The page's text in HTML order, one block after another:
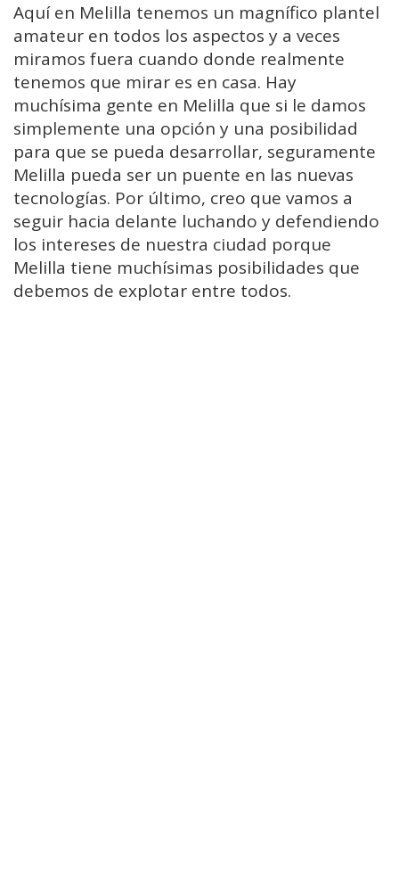
Aquí en Melilla tenemos un magnífico plantel
amateur en todos los aspectos y a veces
miramos fuera cuando donde realmente
tenemos que mirar es en casa. Hay
muchísima gente en Melilla que si le damos
simplemente una opción y una posibilidad
para que se pueda desarrollar, seguramente
Melilla pueda ser un puente en las nuevas
tecnologías. Por último, creo que vamos a
seguir hacia delante luchando y defendiendo
los intereses de nuestra ciudad porque
Melilla tiene muchísimas posibilidades que
debemos de explotar entre todos.